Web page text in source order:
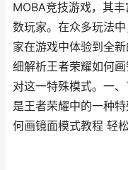
MOBA竞技游戏，其
数玩家。在众多玩法
家在游戏中体验到全
细解析王者荣耀如何
对这一特殊模式。一
是王者荣耀中的一种
何画镜面模式教程 轻